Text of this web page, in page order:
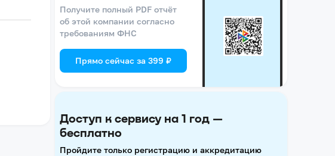
Получите полный PDF отчёт
об этой компании согласно
требованиям ФНС
Прямо сейчас за 399 ₽
Доступ к сервису на 1 год —
бесплатно
Пройдите только регистрацию и аккредитацию